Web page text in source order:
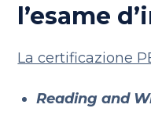
l’esame
La certificazione
Reading and